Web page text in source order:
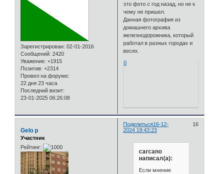
Зарегистрирован: 02-01-2016
Сообщений: 2420
Уважение: +1915
Позитив: +2314
Провел на форуме:
22 дня 23 часа
Последний визит:
23-01-2025 06:26:08
это фото с год назад, но не к
чему не пришел.
Данная фотография из
домашнего архива
железнодорожника, который
работал в разных городах и
весях.
0
Поделиться 16
16-12-
2024 19:43:23
Gelo p
Участник
Рейтинг:
carcano
написал(а):
Если мнение